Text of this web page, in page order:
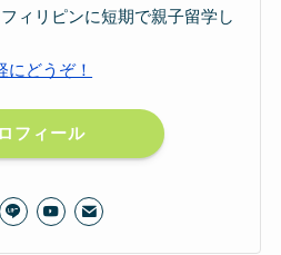
ィリピンに短期で親子留学し
にどうぞ！
フィール